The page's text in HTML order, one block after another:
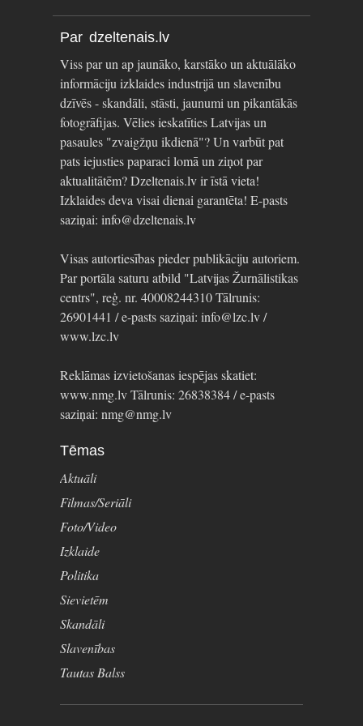
Par dzeltenais.lv
Viss par un ap jaunāko, karstāko un aktuālāko
informāciju izklaides industrijā un slavenību
dzīvēs - skandāli, stāsti, jaunumi un pikantākās
fotogrāfijas. Vēlies ieskatīties Latvijas un
pasaules "zvaigžņu ikdienā"? Un varbūt pat
pats iejusties paparaci lomā un ziņot par
aktualitātēm? Dzeltenais.lv ir īstā vieta!
Izklaides deva visai dienai garantēta! E-pasts
saziņai: info@dzeltenais.lv
Visas autortiesības pieder publikāciju autoriem.
Par portāla saturu atbild "Latvijas Žurnālistikas
centrs", reģ. nr. 40008244310 Tālrunis:
26901441 / e-pasts saziņai: info@lzc.lv /
www.lzc.lv
Reklāmas izvietošanas iespējas skatiet:
www.nmg.lv Tālrunis: 26838384 / e-pasts
saziņai: nmg@nmg.lv
Tēmas
Aktuāli
Filmas/Seriāli
Foto/Video
Izklaide
Politika
Sievietēm
Skandāli
Slavenības
Tautas Balss